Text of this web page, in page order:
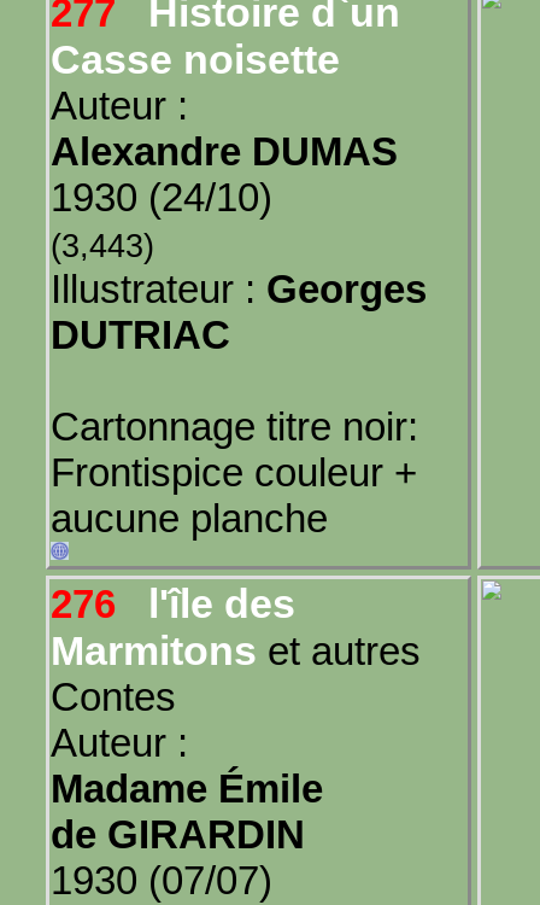
277
Histoire d`un
Casse noisette
Auteur :
Alexandre DUMAS
1930 (24/10)
(3,443)
Illustrateur : Georges
DUTRIAC
Cartonnage titre noir:
Frontispice couleur +
aucune planche
276
l'île des
Marmitons et autres
Contes
Auteur :
Madame Émile
de GIRARDIN
1930 (07/07)